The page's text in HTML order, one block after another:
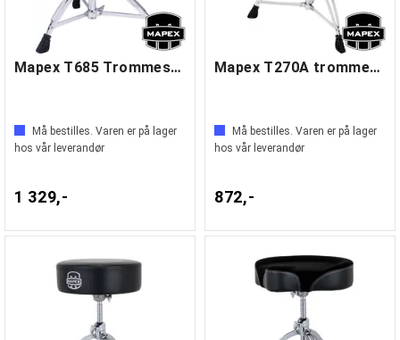
Mapex T685 Trommestol
Må bestilles. Varen er på lager
hos vår leverandør
1 329,-
Mapex T270A trommestol
Må bestilles. Varen er på lager
hos vår leverandør
872,-